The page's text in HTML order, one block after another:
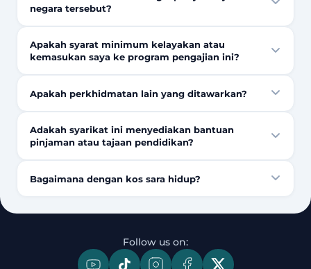
negara tersebut?
Apakah syarat minimum kelayakan atau
kemasukan saya ke program pengajian ini?
Apakah perkhidmatan lain yang ditawarkan?
Adakah syarikat ini menyediakan bantuan
pinjaman atau tajaan pendidikan?
Bagaimana dengan kos sara hidup?
Follow us on: